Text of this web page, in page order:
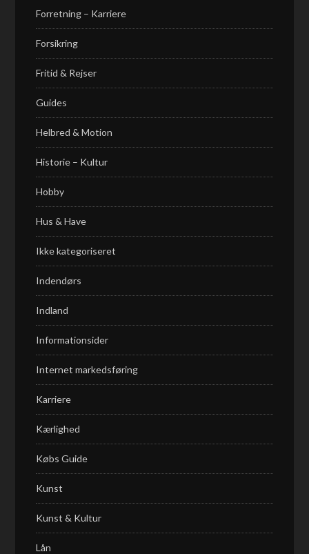
Forretning – Karriere
Forsikring
Fritid & Rejser
Guides
Helbred & Motion
Historie – Kultur
Hobby
Hus & Have
Ikke kategoriseret
Indendørs
Indland
Informationsider
Internet markedsføring
Karriere
Kærlighed
Købs Guide
Kunst
Kunst & Kultur
Lån